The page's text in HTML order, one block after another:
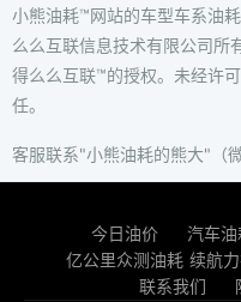
小熊油耗™网站的车型车系油
么么互联信息技术有限公司所
得么么互联™的授权。未经许
任。
客服联系"小熊油耗的熊大"（
今日油价 汽车油
亿公里众测油耗 续航
联系我们